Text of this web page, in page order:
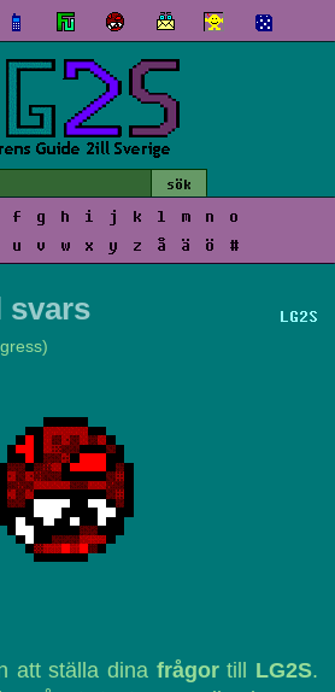
f g h i j k l m n
o
u v w x y z å ä ö #
LG2S
svars
att ställa dina frågortill LG2S.